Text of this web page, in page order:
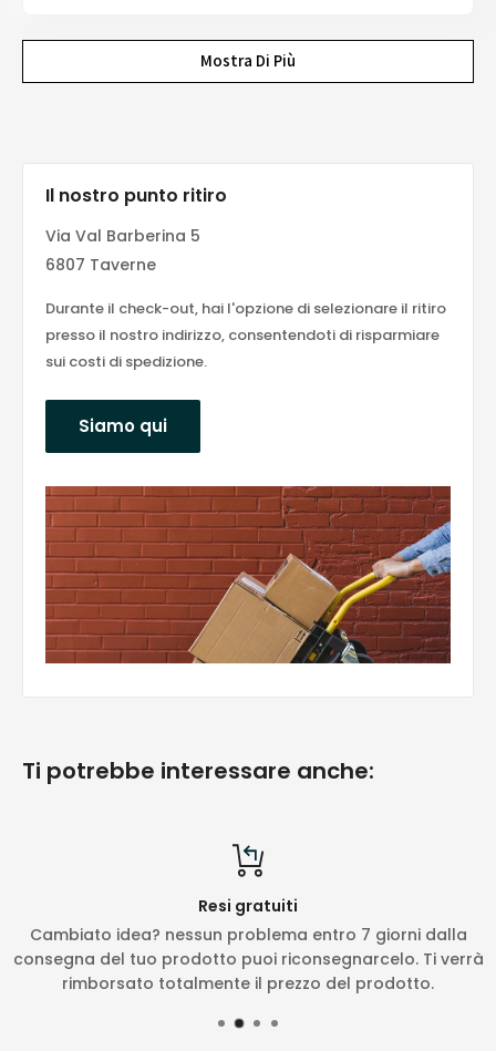
Mostra Di Più
Il nostro punto ritiro
Via Val Barberina 5
6807 Taverne
Durante il check-out, hai l'opzione di selezionare il ritiro
presso il nostro indirizzo, consentendoti di risparmiare
sui costi di spedizione.
Siamo qui
Ti potrebbe interessare anche:
Resi gratuiti
Cambiato idea? nessun problema entro 7 giorni dalla
consegna del tuo prodotto puoi riconsegnarcelo. Ti verrà
rimborsato totalmente il prezzo del prodotto.